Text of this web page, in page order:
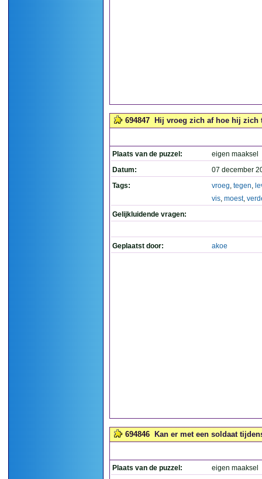
694847 Hij vroeg zich af hoe hij zich
Plaats van de puzzel:
eigen maaksel
Datum:
07 december
Tags:
vroeg, tegen,
vis, moest,
Gelijkluidende vragen:
Geplaatst door: akoe
694846 Kan er met een soldaat
Plaats van de puzzel:
eigen maaksel